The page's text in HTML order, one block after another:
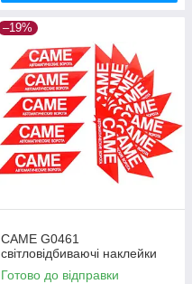
–19%
CAME G0461
світловідбиваючі наклейки
Готово до відправки